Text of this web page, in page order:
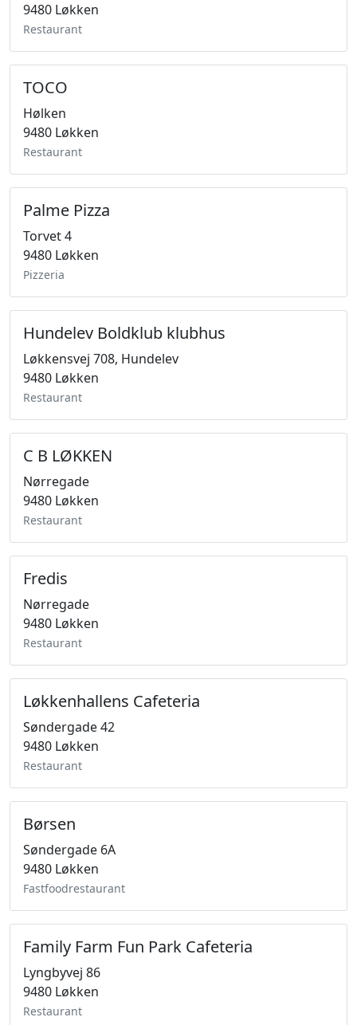
9480 Løkken
Restaurant
TOCO
Hølken
9480 Løkken
Restaurant
Palme Pizza
Torvet 4
9480 Løkken
Pizzeria
Hundelev Boldklub klubhus
Løkkensvej 708, Hundelev
9480 Løkken
Restaurant
C B LØKKEN
Nørregade
9480 Løkken
Restaurant
Fredis
Nørregade
9480 Løkken
Restaurant
Løkkenhallens Cafeteria
Søndergade 42
9480 Løkken
Restaurant
Børsen
Søndergade 6A
9480 Løkken
Fastfoodrestaurant
Family Farm Fun Park Cafeteria
Lyngbyvej 86
9480 Løkken
Restaurant